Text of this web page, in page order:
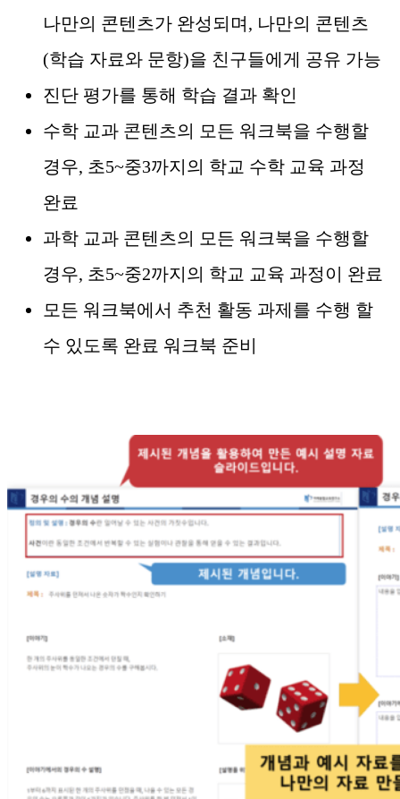
나만의 콘텐츠가 완성되며, 나만의 콘텐츠
(학습 자료와 문항)을 친구들에게 공유 가능
진단 평가를 통해 학습 결과 확인
수학 교과 콘텐츠의 모든 워크북을 수행할
경우, 초5~중3까지의 학교 수학 교육 과정
완료
과학 교과 콘텐츠의 모든 워크북을 수행할
경우, 초5~중2까지의 학교 교육 과정이 완료
모든 워크북에서 추천 활동 과제를 수행 할
수 있도록 완료 워크북 준비